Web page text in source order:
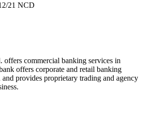
21 NCD
commercial banking services in
offers corporate and retail banking
and provides proprietary trading and agency